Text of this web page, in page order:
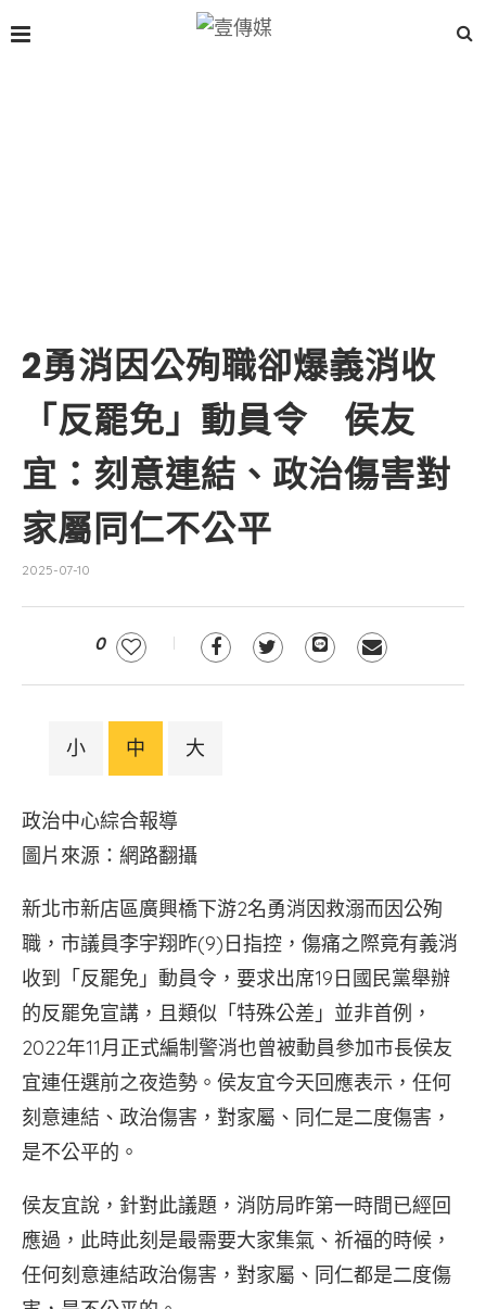
2勇消因公殉職卻爆義消收
「反罷免」動員令 侯友
宜：刻意連結、政治傷害對
家屬同仁不公平
2025-07-10
0
小 中 大
政治中心綜合報導
圖片來源：網路翻攝
新北市新店區廣興橋下游2名勇消因救溺而因公殉
職，市議員李宇翔昨(9)日指控，傷痛之際竟有義消
收到「反罷免」動員令，要求出席19日國民黨舉辦
的反罷免宣講，且類似「特殊公差」並非首例，
2022年11月正式編制警消也曾被動員參加市長侯友
宜連任選前之夜造勢。侯友宜今天回應表示，任何
刻意連結、政治傷害，對家屬、同仁是二度傷害，
是不公平的。
侯友宜說，針對此議題，消防局昨第一時間已經回
應過，此時此刻是最需要大家集氣、祈福的時候，
任何刻意連結政治傷害，對家屬、同仁都是二度傷